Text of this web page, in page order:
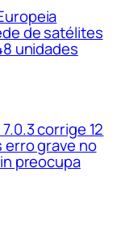
de satélites
unidades
corrige 12
erro grave no
preocupa